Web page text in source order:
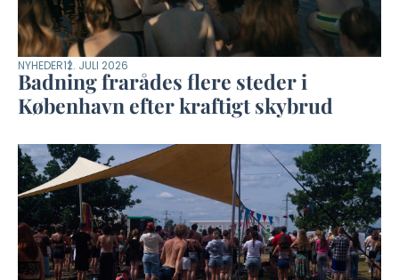
NYHEDER12. JULI 2026
Badning frarådes flere steder i
København efter kraftigt skybrud